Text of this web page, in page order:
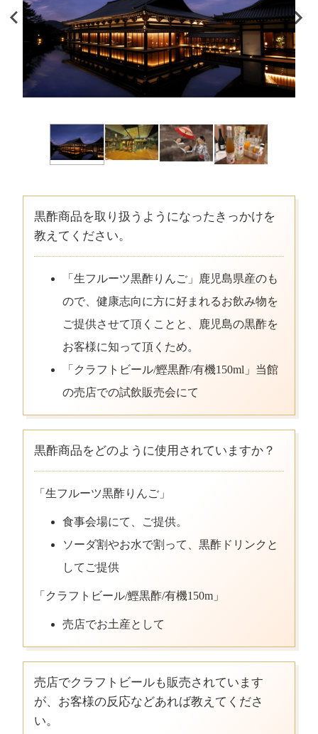
黒酢商品を取り扱うようになったきっかけを
教えてください。
「生フルーツ黒酢りんご」鹿児島県産のも
ので、健康志向に方に好まれるお飲み物を
ご提供させて頂くことと、鹿児島の黒酢を
お客様に知って頂くため。
「クラフトビール/鰹黒酢/有機150ml」当館
の売店での試飲販売会にて
黒酢商品をどのように使用されていますか？
「生フルーツ黒酢りんご」
食事会場にて、ご提供。
ソーダ割やお水で割って、黒酢ドリンクと
してご提供
「クラフトビール/鰹黒酢/有機150m」
売店でお土産として
売店でクラフトビールも販売されています
が、お客様の反応などあれば教えてくださ
い。